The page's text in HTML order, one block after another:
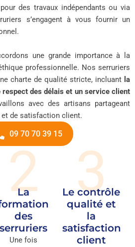
des travaux indépendants ou via
s’engagent à vous fournir un
une grande importance à la
professionnelle. Nos serruriers
charte de qualité stricte, incluant la
des délais et un service client
avec des artisans partageant
de satisfaction client.
09 70 70 39 15
2
La
des
serruriers
Une fois
3
Le contrôle
qualité et
la
satisfaction
client